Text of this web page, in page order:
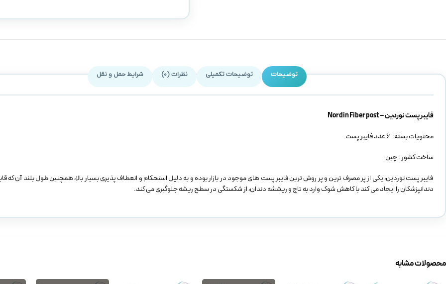
توضیحات توضیحات تکمیلی نظرات (0) شرایط حمل و نقل
فایبر پست نوردین – Nordin Fiber post
محتویات بسته: 6 عدد فایبر پست
ساخت کشور : چین
فایبر پست نوردین، یکی از پر مصرف ترین و پر روش ترین فایبر پست های موجود در بازار بوده و به دلیل استحکام و انعطاف پذیری بسیار بالا، همچنین طول بلند آن که
دندانپزشکان را ایجاد می کند با کاهش شوک وارد به تاج و ریششه دندان، از شکستگی در سطح ریشه جلوگیری می کند.
محصولات مشابه